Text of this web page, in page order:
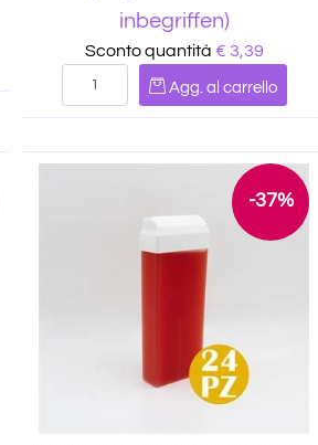
inbegriffen)
Sconto quantità € 3,39
Quantità
Agg. al carrello
-37%